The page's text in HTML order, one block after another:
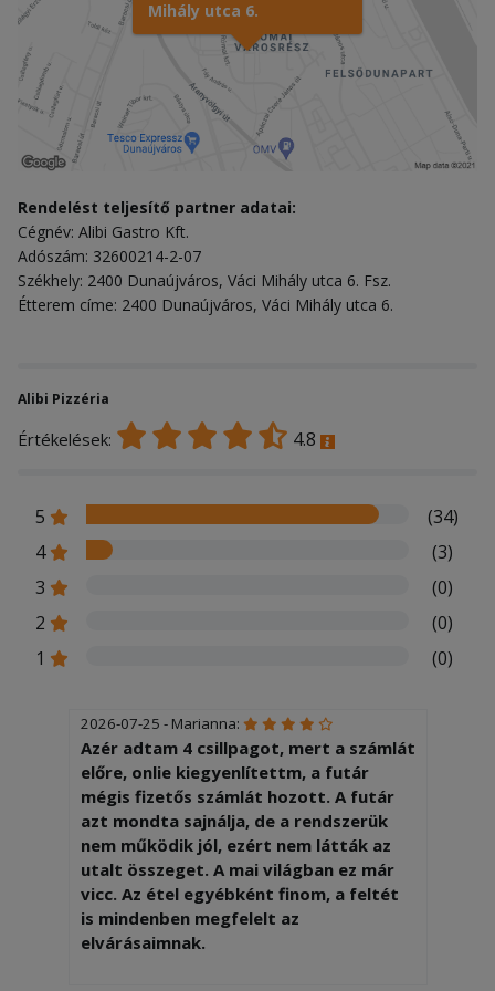
Mihály utca 6.
Rendelést teljesítő partner adatai:
Cégnév: Alibi Gastro Kft.
Adószám: 32600214-2-07
Székhely: 2400 Dunaújváros, Váci Mihály utca 6. Fsz.
Étterem címe: 2400 Dunaújváros, Váci Mihály utca 6.
Alibi Pizzéria
Értékelések: 4.8
5
(34)
4
(3)
3
(0)
2
(0)
1
(0)
2026-07-25 - Marianna:
Azér adtam 4 csillpagot, mert a számlát
előre, onlie kiegyenlítettm, a futár
mégis fizetős számlát hozott. A futár
azt mondta sajnálja, de a rendszerük
nem működik jól, ezért nem látták az
utalt összeget. A mai világban ez már
vicc. Az étel egyébként finom, a feltét
is mindenben megfelelt az
elvárásaimnak.